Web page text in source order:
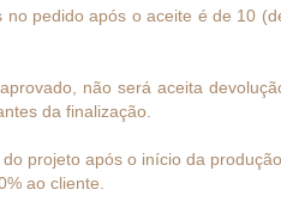
pedido após o aceite é de 10
não será aceita
da finalização.
projeto após o início da
ao cliente.